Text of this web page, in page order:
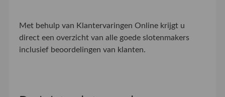
Met behulp van Klantervaringen Online krijgt u
direct een overzicht van alle goede slotenmakers
inclusief beoordelingen van klanten.